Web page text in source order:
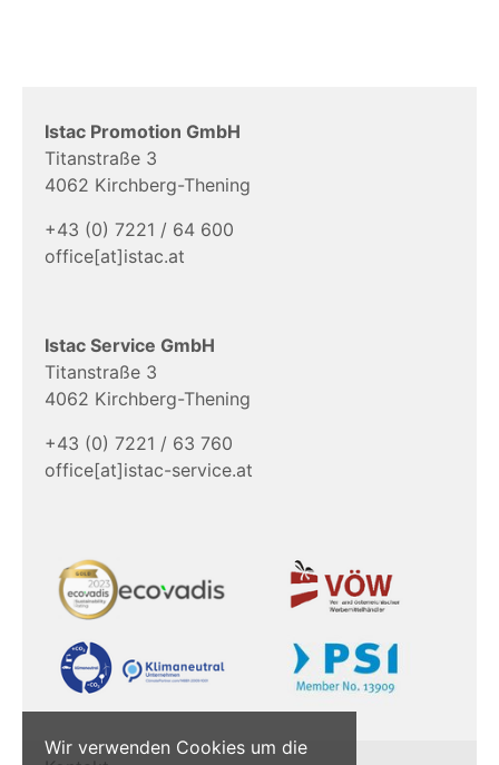
Wir verwenden Cookies um die
Istac Promotion GmbH
Titanstraße 3
4062 Kirchberg-Thening
+43 (0) 7221 / 64 600
office[at]istac.at
Istac Service GmbH
Titanstraße 3
4062 Kirchberg-Thening
+43 (0) 7221 / 63 760
office[at]istac-service.at